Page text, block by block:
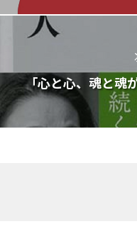
「心と心、魂と魂